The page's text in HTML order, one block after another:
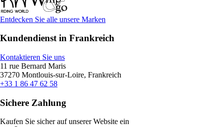
Entdecken Sie alle unsere Marken
Kundendienst in Frankreich
Kontaktieren Sie uns
11 rue Bernard Maris
37270 Montlouis-sur-Loire, Frankreich
+33 1 86 47 62 58
Sichere Zahlung
Kaufen Sie sicher auf unserer Website ein